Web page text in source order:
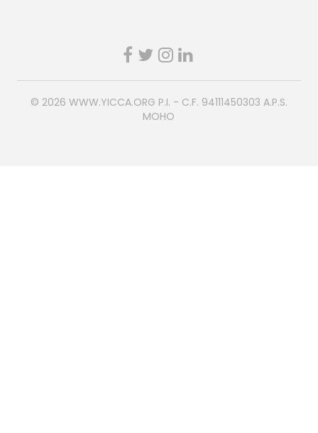
© 2026 WWW.YICCA.ORG P.I. - C.F. 94111450303 A.P.S.
MOHO